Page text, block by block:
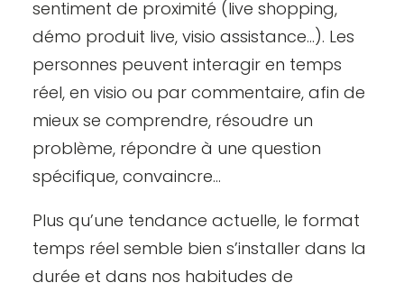
sentiment de proximité (live shopping,
démo produit live, visio assistance…). Les
personnes peuvent interagir en temps
réel, en visio ou par commentaire, afin de
mieux se comprendre, résoudre un
problème, répondre à une question
spécifique, convaincre…
Plus qu’une tendance actuelle, le format
temps réel semble bien s’installer dans la
durée et dans nos habitudes de